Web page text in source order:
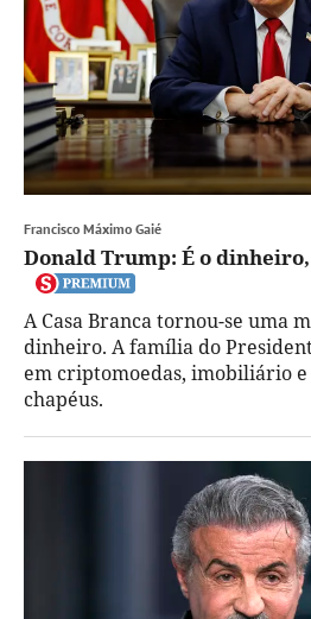
Francisco Máximo Gaié
Donald Trump: É o
A Casa Branca tornou-se uma
dinheiro. A família do
em criptomoedas, imobiliário
chapéus.